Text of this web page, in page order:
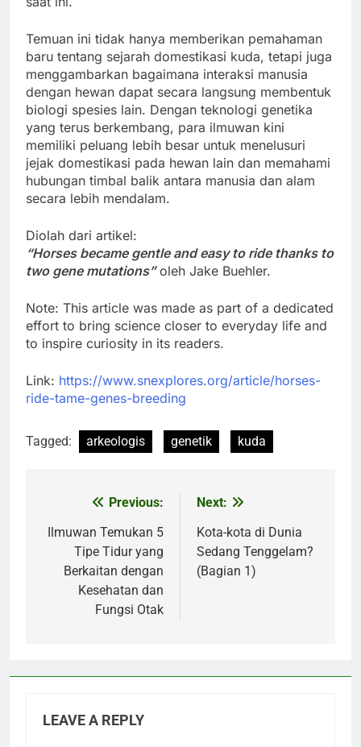
Temuan ini tidak hanya memberikan pemahaman
baru tentang sejarah domestikasi kuda, tetapi juga
menggambarkan bagaimana interaksi manusia
dengan hewan dapat secara langsung membentuk
biologi spesies lain. Dengan teknologi genetika
yang terus berkembang, para ilmuwan kini
memiliki peluang lebih besar untuk menelusuri
jejak domestikasi pada hewan lain dan memahami
hubungan timbal balik antara manusia dan alam
secara lebih mendalam.
Diolah dari artikel:
“Horses became gentle and easy to ride thanks to
two gene mutations”oleh Jake Buehler.
Note: This article was made as part of a dedicated
effort to bring science closer to everyday life and
to inspire curiosity in its readers.
Link: https://www.snexplores.org/article/horses-
ride-tame-genes-breeding
Tagged: arkeologis genetik kuda
navigation
Previous:
Ilmuwan Temukan 5
Tipe Tidur yang
Berkaitan dengan
Kesehatan dan
Fungsi Otak
Next:
Kota-kota di Dunia
Sedang Tenggelam?
(Bagian 1)
LEAVE A REPLY